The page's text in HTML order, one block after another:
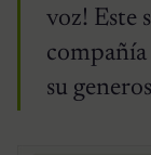
voz! Este
compañía
su